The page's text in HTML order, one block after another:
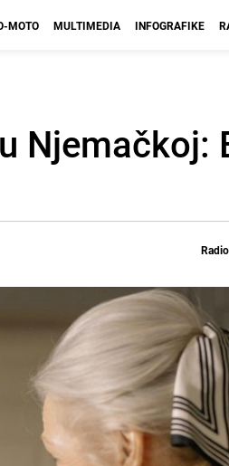
MOTO MULTIMEDIA INFOGRAFIKE
Njemačkoj: